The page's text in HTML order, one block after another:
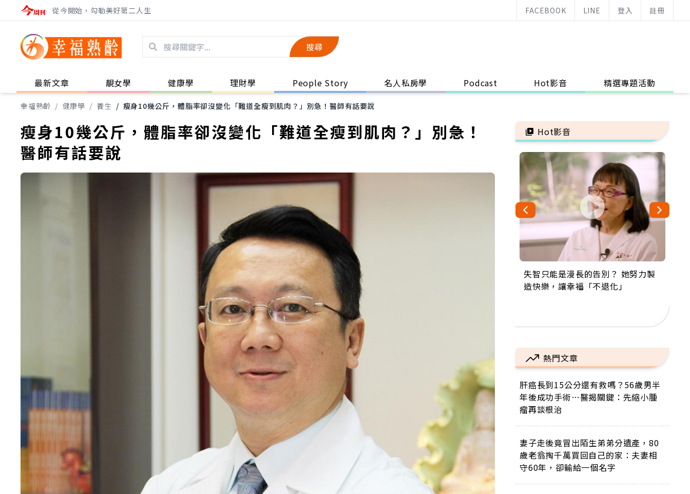
從今開始，勾勒美好第二人生 FACEBOOK LINE 登入 註冊
搜尋
最新文章 靚女學 健康學 理財學 People Story 名人私房學 Podcast Hot影音 精選專題活動
幸福熟齡 / 健康學 / 養生 / 瘦身10幾公斤，體脂率卻沒變化「難道全瘦到肌肉？」別急！醫師有話要說
瘦身10幾公斤，體脂率卻沒變化「難道全瘦到肌肉？」別急！
醫師有話要說
Hot影音
失智只能是漫長的告別？ 她努力製
造快樂，讓幸福「不退化」
來自剛果的巧克力神父 為台灣奉獻
36年 「台灣是我的家，我連作夢都
63歲卸矽谷副總、搬回台灣找快
樂！「蛋黃哥小丑」走進安養院，
104歲打破金氏世界紀錄 成為全球
最年長羽球選手，分享長壽的秘密
事業巔峰他選擇追夢…黑手阿伯拉
小提琴還登上小巨蛋！連CNN都大
熱門文章
肝癌長到15公分還有救嗎？56歲男半
年後成功手術…醫揭關鍵：先縮小腫
瘤再談根治
妻子走後竟冒出陌生弟弟分遺產，80
歲老翁掏千萬買回自己的家：夫妻相
守60年，卻輸給一個名字